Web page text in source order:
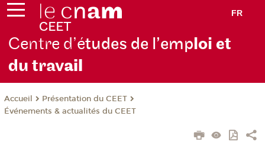
FR
Centre d’études de l’emploi et
du travail
Accueil
Présentation du CEET
Événements & actualités du CEET